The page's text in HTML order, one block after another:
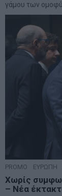
γάμου των
PROMO ΕΥΡΩΠΗ
Χωρίς
– Νέα